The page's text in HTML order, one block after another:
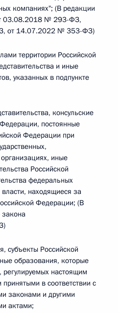
компаниях"; (В редакции
03.08.2018 № 293-ФЗ,
от 14.07.2022 № 353-ФЗ)
территории Российской
и иные
указанных в подпункте
консульские
постоянные
Федерации при
иные
Российской
федеральных
находящиеся за
Федерации; (В
субъекты Российской
образования, которые
регулируемых настоящим
в соответствии с
законами и другими
актами;